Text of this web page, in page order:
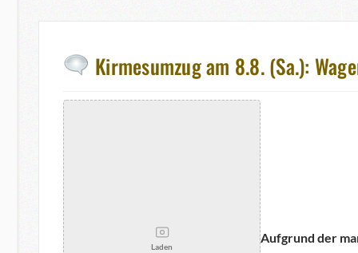
Kirmesumzug am 8.8. (Sa.):
Laden
Aufgrund der